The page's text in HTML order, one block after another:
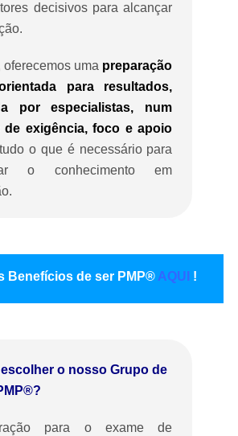
decisivos para alcançar
oferecemos uma preparação
para resultados,
por especialistas, num
de exigência, foco e apoio
o que é necessário para
o conhecimento em
Benefícios de ser PMP® AQUI !
escolher o nosso Grupo de
para o exame de